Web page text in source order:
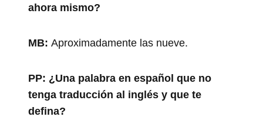
ahora mismo?
MB: Aproximadamente las nueve.
PP: ¿Una palabra en español que no
tenga traducción al inglés y que te
defina?